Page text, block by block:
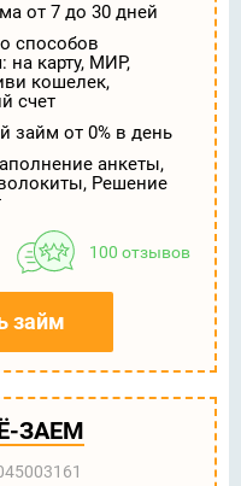
от 7 до 30 дней
способов
на карту, МИР,
кошелек,
счет
займ от 0% в день
анкеты,
Решение
100 отзывов
займ
ЗАЕМ